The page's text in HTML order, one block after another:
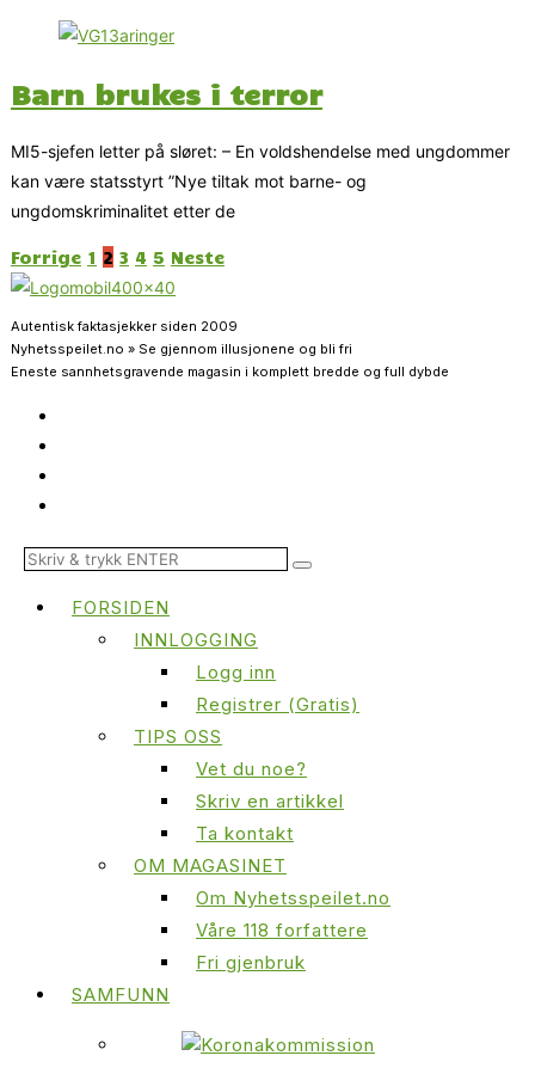
Barn brukes i terror
MI5-sjefen letter på sløret: – En voldshendelse med ungdommer
kan være statsstyrt ”Nye tiltak mot barne- og
ungdomskriminalitet etter de
Forrige 1 2 3 4 5 Neste
Autentisk faktasjekker siden 2009
Nyhetsspeilet.no » Se gjennom illusjonene og bli fri
Eneste sannhetsgravende magasin i komplett bredde og full dybde
FORSIDEN
INNLOGGING
Logg inn
Registrer (Gratis)
TIPS OSS
Vet du noe?
Skriv en artikkel
Ta kontakt
OM MAGASINET
Om Nyhetsspeilet.no
Våre 118 forfattere
Fri gjenbruk
SAMFUNN